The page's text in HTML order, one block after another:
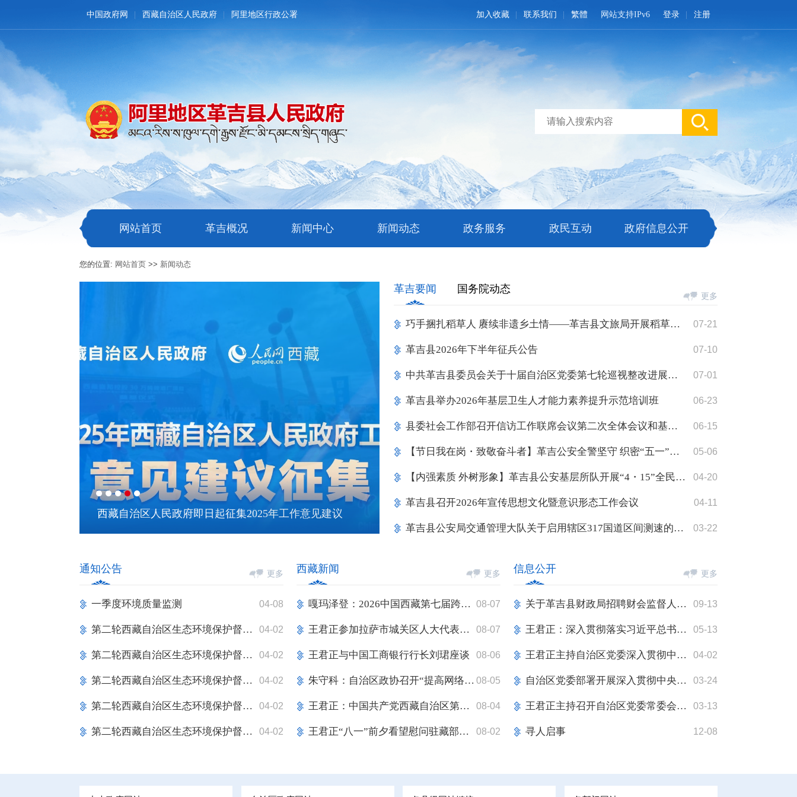
中国政府网 西藏自治区人民政府 阿里地区行政公署 登录 注册
网站支持IPv6
加入收藏 联系我们 繁體
网站首页 革吉概况 新闻中心 新闻动态 政务服务 政民互动 政府信息公开
您的位置: 网站首页 >> 新闻动态
王君正与中国航天科工集团有限公司董事长袁洁一行座
西藏自治区政府启动2026年及“十五五”意见建议征集
西藏自治区成立60周年庆祝大会隆重举行 习近平出席大
西藏自治区人民政府即日起征集2025年工作意见建议
西藏年产30万吨啤酒建设项目奠基
王君正与中国航天科工集团有限公司董事长袁洁一行座
西藏自治区政府启动2026年及“十五五”意见建议征集
革吉要闻 国务院动态
巧手捆扎稻草人 赓续非遗乡土情——革吉县文旅局开展稻草人捆扎手工活动 07-21
革吉县2026年下半年征兵公告 07-10
中共革吉县委员会关于十届自治区党委第七轮巡视整改进展情况的通报 07-01
革吉县举办2026年基层卫生人才能力素养提升示范培训班 06-23
县委社会工作部召开信访工作联席会议第二次全体会议和基层党建引领基层治理协调机制全体会议 06-15
【节日我在岗・致敬奋斗者】革吉公安全警坚守 织密“五一”假期安全防护网 05-06
【内强素质 外树形象】革吉县公安基层所队开展“4・15”全民国家安全教育日集中宣传活动 04-20
革吉县召开2026年宣传思想文化暨意识形态工作会议 04-11
革吉县公安局交通管理大队关于启用辖区317国道区间测速的通告 03-22
更多
通知公告 更多
一季度环境质量监测 04-08
第二轮西藏自治区生态环境保护督察报告反馈意见（整改措施序号13-3）整改措施完成情况公示表 04-02
第二轮西藏自治区生态环境保护督察报告反馈意见（整改措施序号13-2）整改措施完成情况公示表 04-02
第二轮西藏自治区生态环境保护督察报告反馈意见（整改措施序号11-1）整改措施完成情况公示表 04-02
第二轮西藏自治区生态环境保护督察报告反馈意见（整改措施序号9-1）整改措施完成情况公示表 04-02
第二轮西藏自治区生态环境保护督察反馈意见（7-1）整改措施完成情况公示表 04-02
西藏新闻 更多
嘎玛泽登：2026中国西藏第七届跨喜马拉雅国际公路自行车极限赛闭幕式暨... 08-07
王君正参加拉萨市城关区人大代表换届选举投票 08-07
王君正与中国工商银行行长刘珺座谈 08-06
朱守科：自治区政协召开“提高网络空间法治化水平助力营造健康向上的网... 08-05
王君正：中国共产党西藏自治区第十届委员会第十次全体会议在拉萨举行 08-04
王君正“八一”前夕看望慰问驻藏部队官兵 08-02
信息公开 更多
关于革吉县财政局招聘财会监督人员的公告 09-13
王君正：深入贯彻落实习近平总书记重要指示精神全面加强基层党组织建设不断提升基层党组织创造力凝聚力... 05-13
王君正主持自治区党委深入贯彻中央八项规定精神学习教育读书班学习并讲话 04-02
自治区党委部署开展深入贯彻中央八项规定精神学习教育 王君正主持会议并讲话 03-24
王君正主持召开自治区党委常委会（扩大）会议 认真传达学习习近平总书记重要讲话和全国两会精神 03-13
寻人启事 12-08